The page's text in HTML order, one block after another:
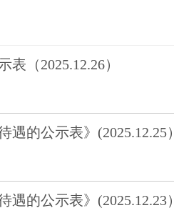
（2025.12.26）
的公示表》(2025.12.25）
的公示表》(2025.12.23）